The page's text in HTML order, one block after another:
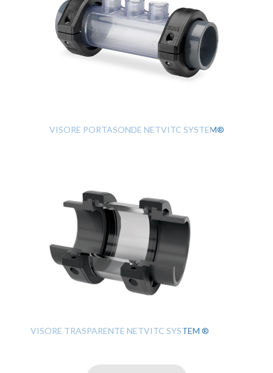
VISORE PORTASONDE NETVITC SYSTEM®
VISORE TRASPARENTE NETVITC SYSTEM ®